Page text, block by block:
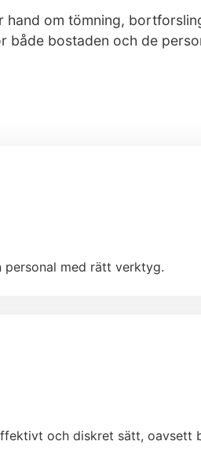
om tömning,
bostaden och de
personal med rätt verktyg.
och diskret sätt, oavsett